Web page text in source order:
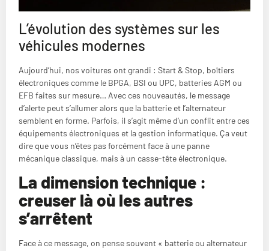
L’évolution des systèmes sur les
véhicules modernes
Aujourd’hui, nos voitures ont grandi : Start & Stop, boîtiers
électroniques comme le BPGA, BSI ou UPC, batteries AGM ou
EFB faites sur mesure… Avec ces nouveautés, le message
d’alerte peut s’allumer alors que la batterie et l’alternateur
semblent en forme. Parfois, il s’agit même d’un conflit entre ces
équipements électroniques et la gestion informatique. Ça veut
dire que vous n’êtes pas forcément face à une panne
mécanique classique, mais à un casse-tête électronique.
La dimension technique :
creuser là où les autres
s’arrêtent
Face à ce message, on pense souvent « batterie ou alternateur